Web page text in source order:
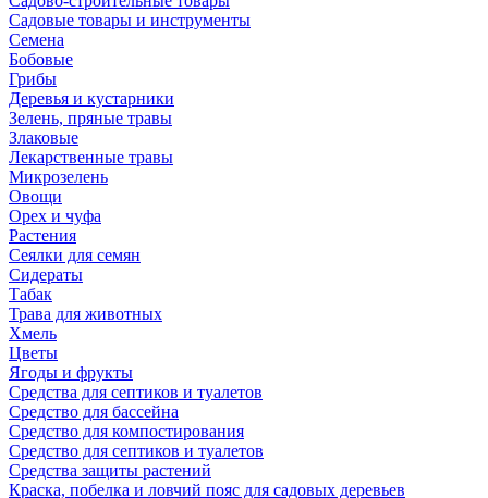
Садовые товары и инструменты
Семена
Бобовые
Грибы
Деревья и кустарники
Зелень, пряные травы
Злаковые
Лекарственные травы
Микрозелень
Овощи
Орех и чуфа
Растения
Сеялки для семян
Сидераты
Табак
Трава для животных
Хмель
Цветы
Ягоды и фрукты
Средства для септиков и туалетов
Средство для бассейна
Средство для компостирования
Средство для септиков и туалетов
Средства защиты растений
Краска, побелка и ловчий пояс для садовых деревьев